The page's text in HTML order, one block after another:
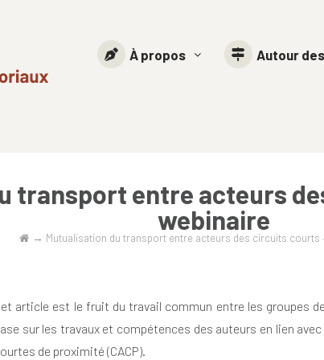
À propos Autour
transport entre acteurs
webinaire
→ Mutualisation du transport entre acteurs des circuits courts
article est le fruit du travail commun entre les groupes
sur les travaux et compétences des auteurs en lien
de proximité (CACP).